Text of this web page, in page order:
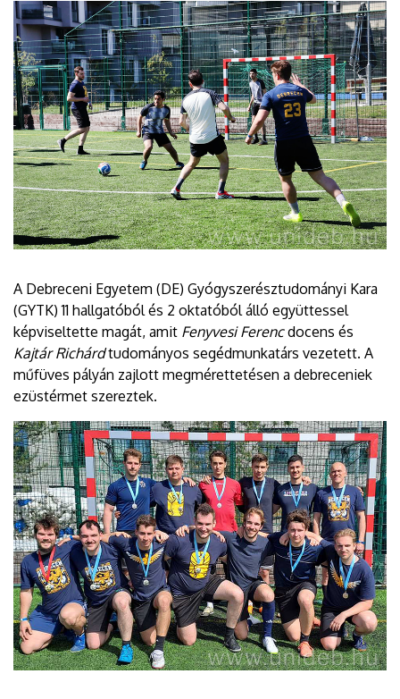
A Debreceni Egyetem (DE) Gyógyszerésztudományi Kara
(GYTK) 11 hallgatóból és 2 oktatóból álló együttessel
képviseltette magát, amit Fenyvesi Ferencdocens és
Kajtár Richárdtudományos segédmunkatárs vezetett. A
műfüves pályán zajlott megmérettetésen a debreceniek
ezüstérmet szereztek.